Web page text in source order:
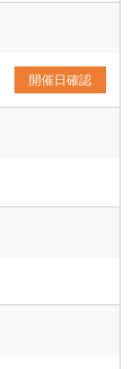
開催日確認